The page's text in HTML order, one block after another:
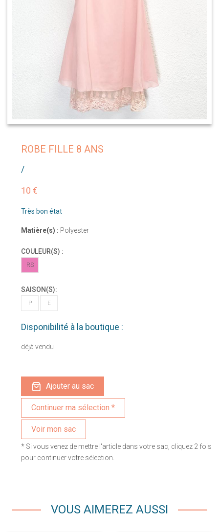
ROBE FILLE 8 ANS
/
10 €
Très bon état
Matière(s) : Polyester
COULEUR(S) :
RS
SAISON(S):
P E
Disponibilité à la boutique :
déjà vendu
Ajouter au sac
Voir mon sac
* Si vous venez de mettre l'article dans votre sac, cliquez 2 fois
pour continuer votre sélection.
VOUS AIMEREZ AUSSI